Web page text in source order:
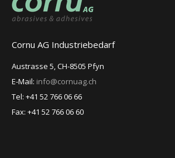
Cornu AG Industriebedarf
Austrasse 5, CH-8505 Pfyn
E-Mail: info@cornuag.ch
Tel: +41 52 766 06 66
Fax: +41 52 766 06 60